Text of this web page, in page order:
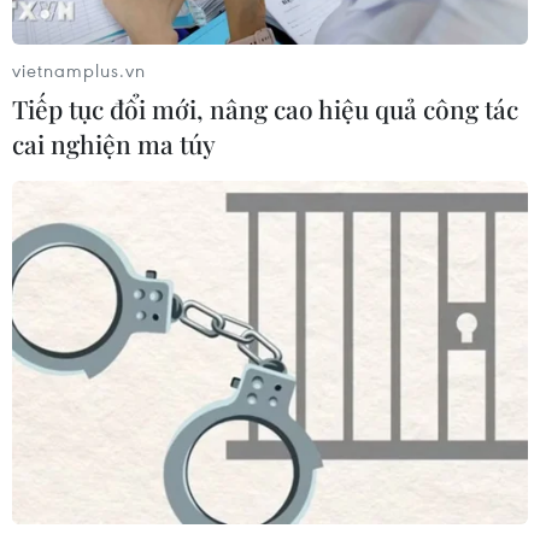
ngoại giao Việt Nam-Thái Lan
06/08/2026 15:07
Lở đất tại Philippines khiến ít nhất 4
người thiệt mạng
06/08/2026 15:06
Chủ tịch Quốc hội Trần Thanh Mẫn
tiếp Đại sứ Hoa Kỳ Jennifer Wicks
Thái Lan-Myanmar thúc đẩy hợp tác
kinh tế và công nghệ vũ trụ
vietnamplus.vn
Tiếp tục đổi mới, nâng cao hiệu quả công tác
cai nghiện ma túy